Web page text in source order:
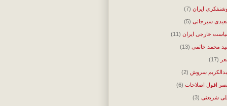
ایران (7)
سیرجانی (5)
خارجی ایران (11)
محمد خاتمی (13)
(17)
سروش (2)
افول اصلاحات (6)
شریعتی (3)